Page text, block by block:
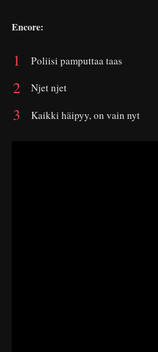
Encore:
Poliisi pamputtaa taas
Njet njet
Kaikki häipyy, on vain nyt